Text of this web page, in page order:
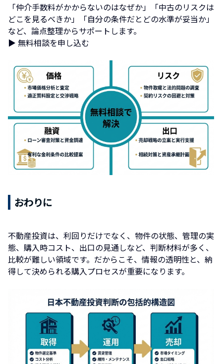
「仲介手数料がかからないのはなぜか」「中古のリスクは
どこを見るべきか」「自分の条件だとどの水準が妥当か」
など、論点整理からサポートします。
▶ 無料相談を申し込む
おわりに
不動産投資は、利回りだけでなく、物件の状態、管理の実
態、購入時コスト、出口の見通しなど、判断材料が多く、
比較が難しい領域です。だからこそ、情報の透明性と、納
得して決められる購入プロセスが重要になります。